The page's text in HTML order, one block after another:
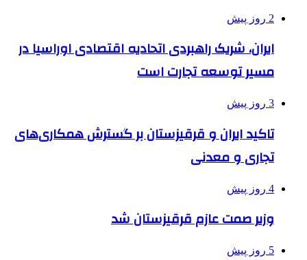
2 روز پیش
ایران، شریک راهبردی اتحادیه اقتصادی اوراسیا در
مسیر توسعه تجارت است
3 روز پیش
تاکید ایران و قرقیزستان بر گسترش همکاری‌های
تجاری و معدنی
4 روز پیش
وزیر صمت عازم قرقیزستان شد
5 روز پیش